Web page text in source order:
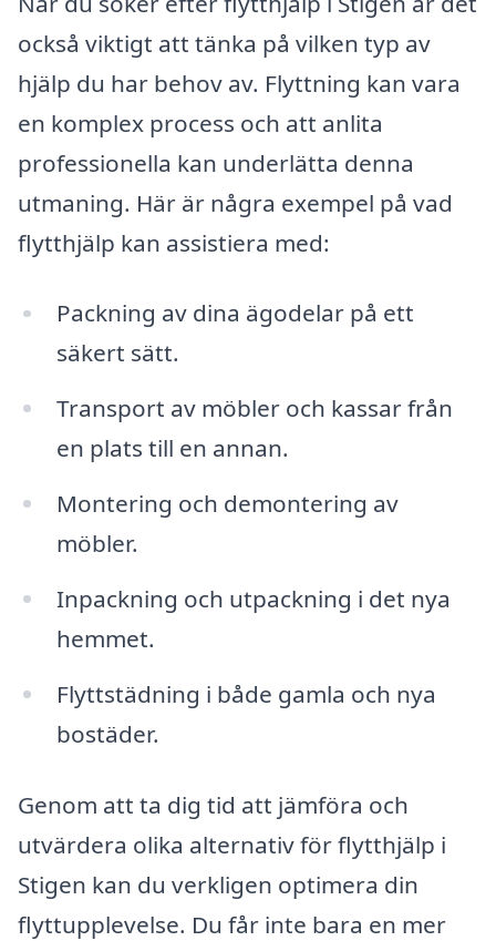
också viktigt att tänka på vilken typ av
hjälp du har behov av. Flyttning kan vara
en komplex process och att anlita
professionella kan underlätta denna
utmaning. Här är några exempel på vad
flytthjälp kan assistiera med:
Packning av dina ägodelar på ett
säkert sätt.
Transport av möbler och kassar från
en plats till en annan.
Montering och demontering av
möbler.
Inpackning och utpackning i det nya
hemmet.
Flyttstädning i både gamla och nya
bostäder.
Genom att ta dig tid att jämföra och
utvärdera olika alternativ för flytthjälp i
Stigen kan du verkligen optimera din
flyttupplevelse. Du får inte bara en mer